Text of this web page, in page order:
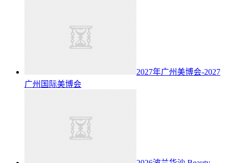
2027年广州美博会-2027
广州国际美博会